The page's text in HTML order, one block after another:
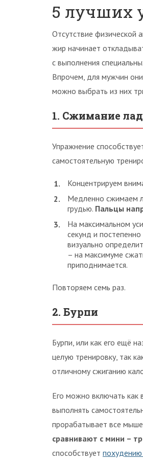
5 лучших
Отсутствие физической
жир начинает
с выполнения
Впрочем, для мужчин
можно выбрать из них
1. Сжимание
Упражнение
самостоятельную
Концентрируем
Медленно сжимаем
грудью. Пальцы
На максимальном
секунд и
визуально
– на максимуме
приподнимается.
Повторяем семь раз.
2. Бурпи
Бурпи, или как его ещё
целую тренировку, так
отличному сжиганию
Его можно включать как
выполнять
прорабатывает все
сравнивают с мини –
способствует похудению